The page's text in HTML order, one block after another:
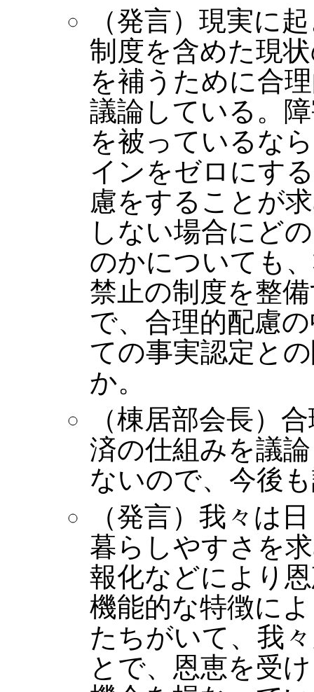
（発言）現実に
制度を含めた現
を補うために合
議論している。
を被っているな
インをゼロにす
慮をすることが
しない場合にど
のかについても
禁止の制度を整
で、合理的配慮
ての事実認定と
か。
（棟居部会長）
済の仕組みを議
ないので、今後
（発言）我々は
暮らしやすさを
報化などにより
機能的な特徴に
たちがいて、我
とで、恩恵を受